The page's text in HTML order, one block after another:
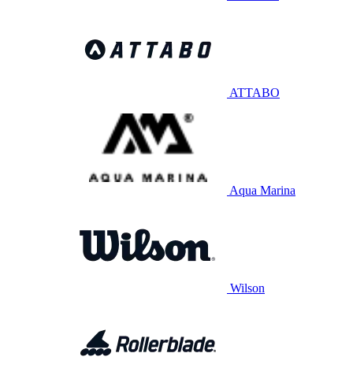
ATTABO
Aqua Marina
Wilson